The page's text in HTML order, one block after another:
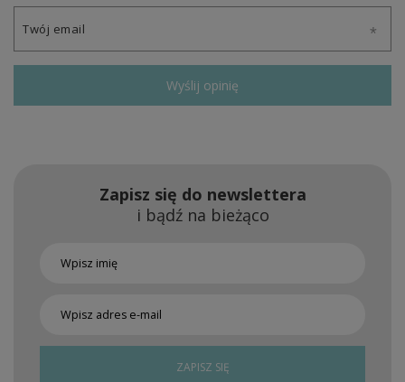
Twój email
Wyślij opinię
Zapisz się do newslettera
i bądź na bieżąco
ZAPISZ SIĘ